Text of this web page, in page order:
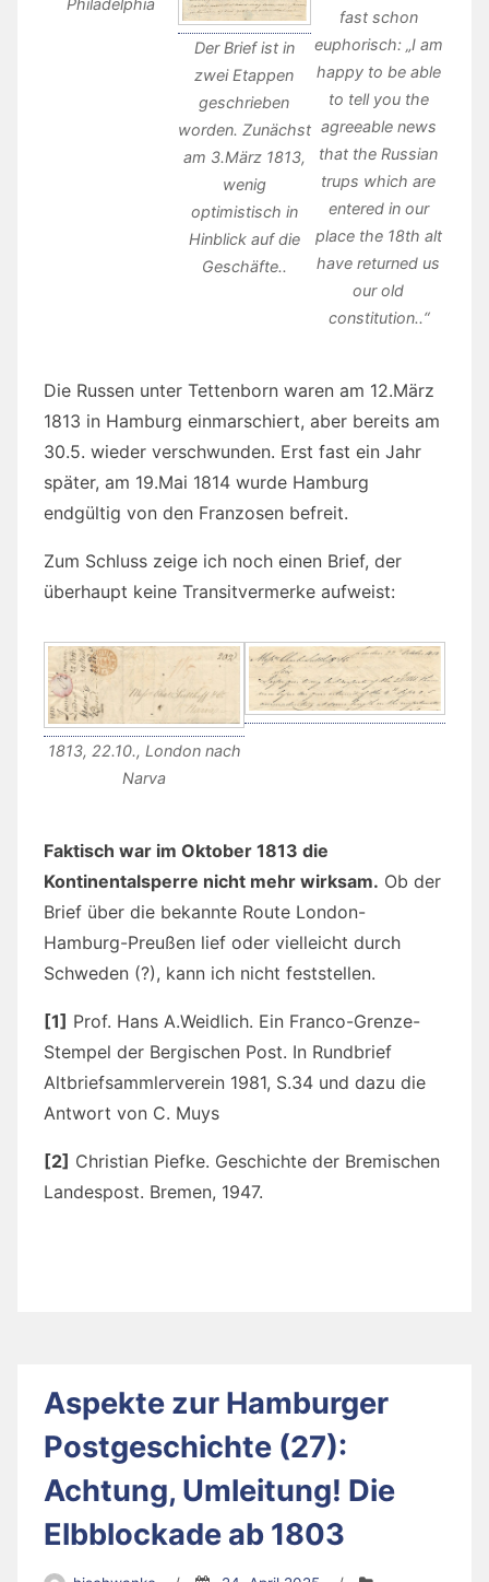
Der Brief ist in
zwei Etappen
geschrieben
worden. Zunächst
am 3.März 1813,
wenig
optimistisch in
Hinblick auf die
Geschäfte..
fast schon
euphorisch: „I am
happy to be able
to tell you the
agreeable news
that the Russian
trups which are
entered in our
place the 18th alt
have returned us
our old
constitution..“
Die Russen unter Tettenborn waren am 12.März
1813 in Hamburg einmarschiert, aber bereits am
30.5. wieder verschwunden. Erst fast ein Jahr
später, am 19.Mai 1814 wurde Hamburg
endgültig von den Franzosen befreit.
Zum Schluss zeige ich noch einen Brief, der
überhaupt keine Transitvermerke aufweist:
1813, 22.10., London nach
Narva
Faktisch war im Oktober 1813 die
Kontinentalsperre nicht mehr wirksam. Ob der
Brief über die bekannte Route London-
Hamburg-Preußen lief oder vielleicht durch
Schweden (?), kann ich nicht feststellen.
[1] Prof. Hans A.Weidlich. Ein Franco-Grenze-
Stempel der Bergischen Post. In Rundbrief
Altbriefsammlerverein 1981, S.34 und dazu die
Antwort von C. Muys
[2] Christian Piefke. Geschichte der Bremischen
Landespost. Bremen, 1947.
Aspekte zur Hamburger
Postgeschichte (27):
Achtung, Umleitung! Die
Elbblockade ab 1803